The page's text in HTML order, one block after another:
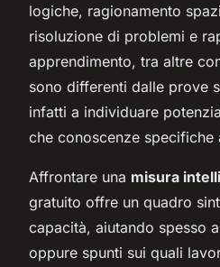
logiche, ragionamento
risoluzione di problemi e
apprendimento, tra altre
sono differenti dalle prove
infatti a individuare
che conoscenze specifiche
Affrontare una misura
gratuito offre un quadro
capacità, aiutando spesso
oppure spunti sui quali